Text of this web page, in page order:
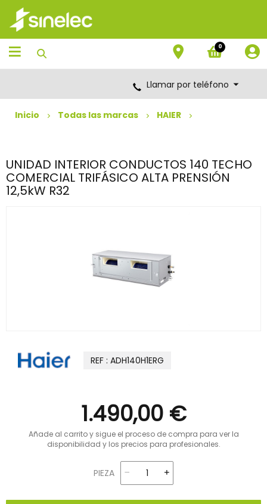
Saltar
contenido
Saltar
menú
de
navegación
0
Llamar por teléfono
Inicio Todas las marcas HAIER
UNIDAD INTERIOR CONDUCTOS 140 TECHO
COMERCIAL TRIFÁSICO ALTA PRENSIÓN
12,5kW R32
REF : ADH140H1ERG
1.490,00 €
Añade al carrito y sigue el proceso de compra para ver la
disponibilidad y los precios para profesionales.
PIEZA